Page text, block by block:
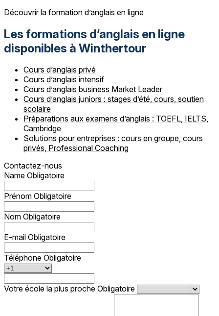
Découvrir la formation d’anglais en ligne
Les formations d’anglais en ligne
disponibles à Winthertour
Cours d’anglais privé
Cours d’anglais intensif
Cours d’anglais business Market Leader
Cours d’anglais juniors : stages d’été, cours, soutien
scolaire
Préparations aux examens d’anglais : TOEFL, IELTS,
Cambridge
Solutions pour entreprises : cours en groupe, cours
privés, Professional Coaching
Contactez-nous
Name Obligatoire
Prénom Obligatoire
Nom Obligatoire
E-mail Obligatoire
Téléphone Obligatoire
Votre école la plus proche Obligatoire